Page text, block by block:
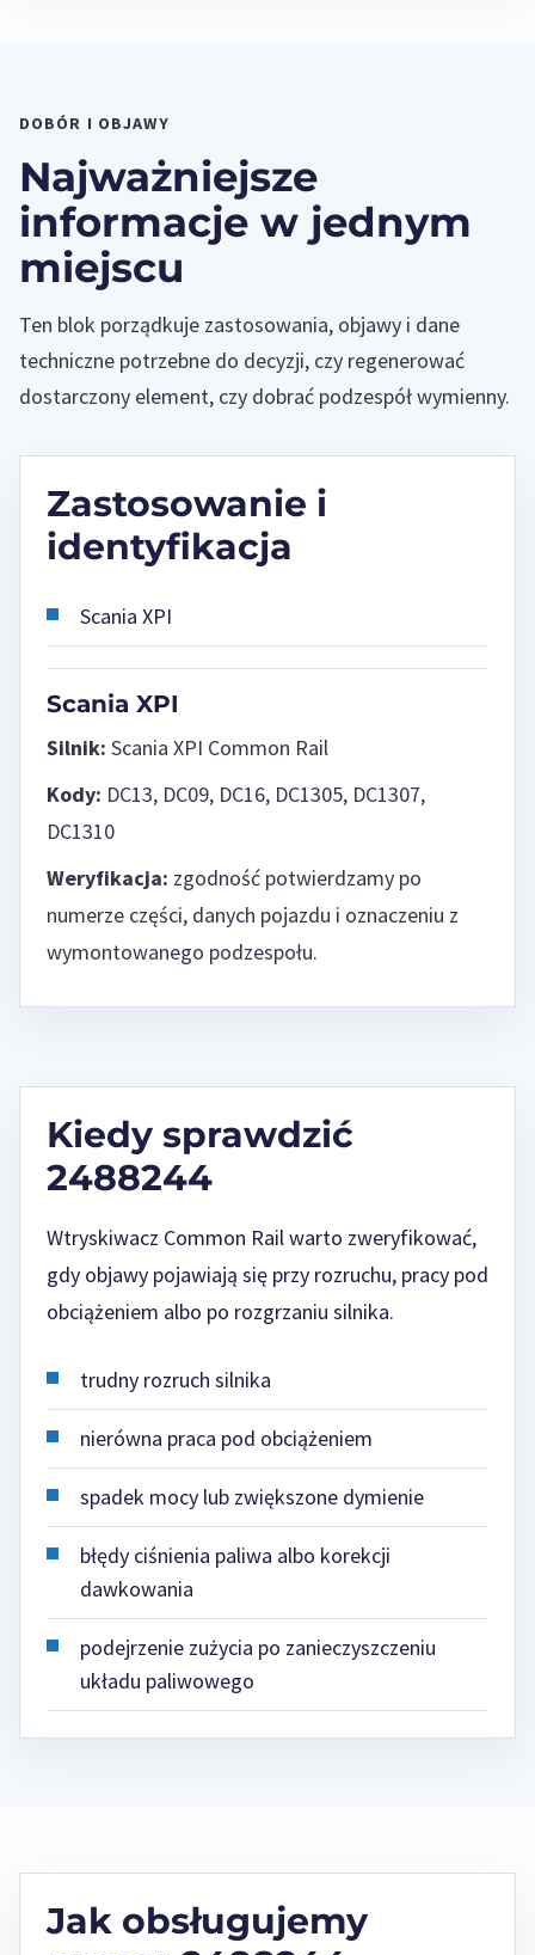
DOBÓR I OBJAWY
Najważniejsze
informacje w jednym
miejscu
Ten blok porządkuje zastosowania, objawy i dane
techniczne potrzebne do decyzji, czy regenerować
dostarczony element, czy dobrać podzespół wymienny.
Zastosowanie i
identyfikacja
Scania XPI
Scania XPI
Silnik: Scania XPI Common Rail
Kody: DC13, DC09, DC16, DC1305, DC1307,
DC1310
Weryfikacja: zgodność potwierdzamy po
numerze części, danych pojazdu i oznaczeniu z
wymontowanego podzespołu.
Kiedy sprawdzić
2488244
Wtryskiwacz Common Rail warto zweryfikować,
gdy objawy pojawiają się przy rozruchu, pracy pod
obciążeniem albo po rozgrzaniu silnika.
trudny rozruch silnika
nierówna praca pod obciążeniem
spadek mocy lub zwiększone dymienie
błędy ciśnienia paliwa albo korekcji
dawkowania
podejrzenie zużycia po zanieczyszczeniu
układu paliwowego
Jak obsługujemy